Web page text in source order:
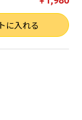
に入れる